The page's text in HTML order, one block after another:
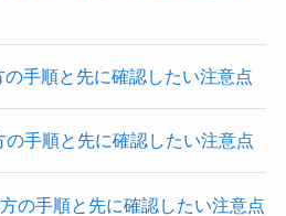
手順と先に確認したい注意点
手順と先に確認したい注意点
の手順と先に確認したい注意点